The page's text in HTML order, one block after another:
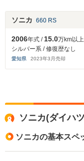
ソニカ 660 RS
2006年式 /15.0万km以上
シルバー系 / 修復歴なし
愛知県 2023年3 月売却
ソニカ(ダイハ
ソニカの基本スペ